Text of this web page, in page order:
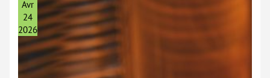
De
Pécan ?
Avr
24
2026